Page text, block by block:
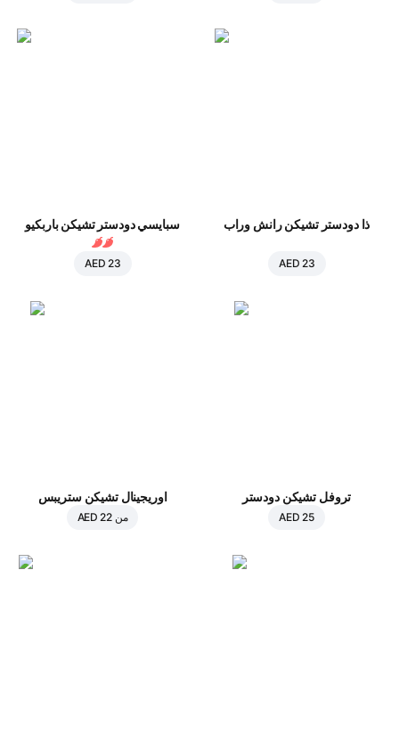
ذا دودستر تشيكن رانش وراب
AED 23
سبايسي دودستر تشيكن باربكيو
AED 23
تروفل تشيكن دودستر
AED 25
اوريجينال تشيكن ستريبس
منAED 22